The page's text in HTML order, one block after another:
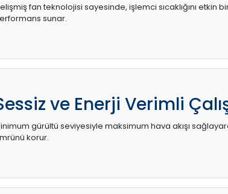
fan teknolojisi sayesinde, işlemci sıcaklığını etkin
sunar.
ve Enerji Verimli
gürültü seviyesiyle maksimum hava akışı
korur.